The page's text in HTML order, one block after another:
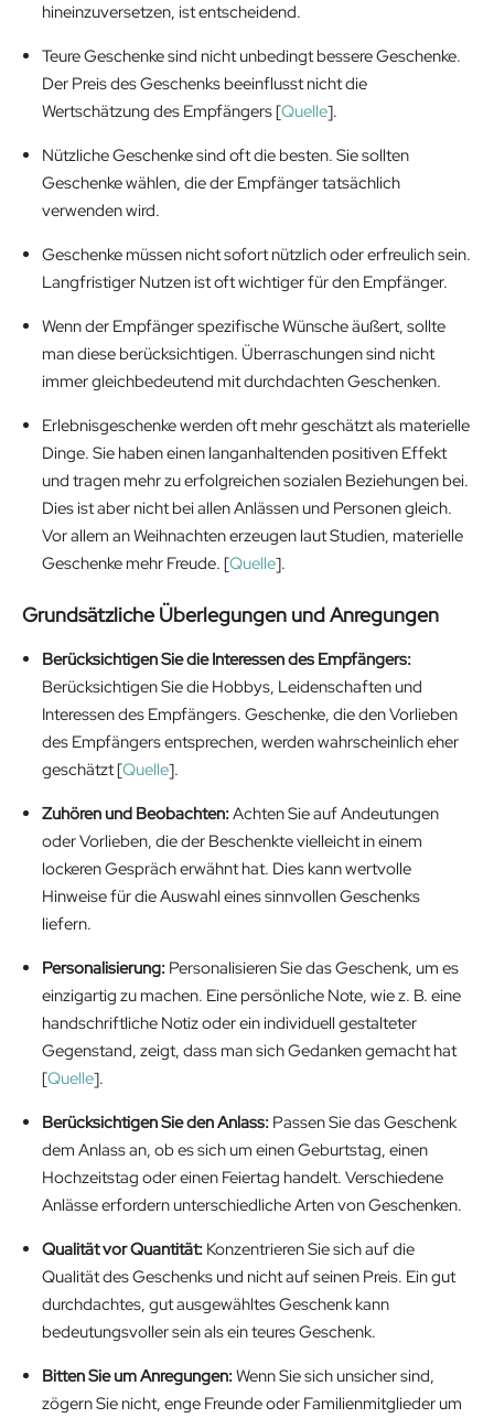
hineinzuversetzen, ist entscheidend.
Teure Geschenke sind nicht unbedingt bessere Geschenke.
Der Preis des Geschenks beeinflusst nicht die
Wertschätzung des Empfängers [Quelle].
Nützliche Geschenke sind oft die besten. Sie sollten
Geschenke wählen, die der Empfänger tatsächlich
verwenden wird.
Geschenke müssen nicht sofort nützlich oder erfreulich sein.
Langfristiger Nutzen ist oft wichtiger für den Empfänger.
Wenn der Empfänger spezifische Wünsche äußert, sollte
man diese berücksichtigen. Überraschungen sind nicht
immer gleichbedeutend mit durchdachten Geschenken.
Erlebnisgeschenke werden oft mehr geschätzt als materielle
Dinge. Sie haben einen langanhaltenden positiven Effekt
und tragen mehr zu erfolgreichen sozialen Beziehungen bei.
Dies ist aber nicht bei allen Anlässen und Personen gleich.
Vor allem an Weihnachten erzeugen laut Studien, materielle
Geschenke mehr Freude. [Quelle].
Grundsätzliche Überlegungen und Anregungen
Berücksichtigen Sie die Interessen des Empfängers:
Berücksichtigen Sie die Hobbys, Leidenschaften und
Interessen des Empfängers. Geschenke, die den Vorlieben
des Empfängers entsprechen, werden wahrscheinlich eher
geschätzt [Quelle].
Zuhören und Beobachten:Achten Sie auf Andeutungen
oder Vorlieben, die der Beschenkte vielleicht in einem
lockeren Gespräch erwähnt hat. Dies kann wertvolle
Hinweise für die Auswahl eines sinnvollen Geschenks
liefern.
Personalisierung: Personalisieren Sie das Geschenk, um es
einzigartig zu machen. Eine persönliche Note, wie z. B. eine
handschriftliche Notiz oder ein individuell gestalteter
Gegenstand, zeigt, dass man sich Gedanken gemacht hat
[Quelle].
Berücksichtigen Sie den Anlass: Passen Sie das Geschenk
dem Anlass an, ob es sich um einen Geburtstag, einen
Hochzeitstag oder einen Feiertag handelt. Verschiedene
Anlässe erfordern unterschiedliche Arten von Geschenken.
Qualität vor Quantität: Konzentrieren Sie sich auf die
Qualität des Geschenks und nicht auf seinen Preis. Ein gut
durchdachtes, gut ausgewähltes Geschenk kann
bedeutungsvoller sein als ein teures Geschenk.
Bitten Sie um Anregungen:Wenn Sie sich unsicher sind,
zögern Sie nicht, enge Freunde oder Familienmitglieder um